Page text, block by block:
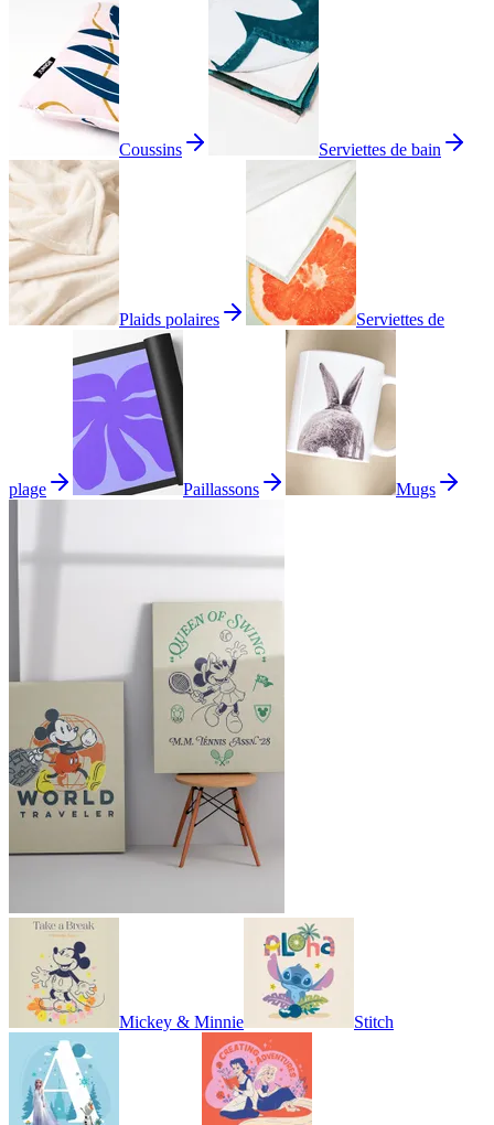
Coussins Serviettes de bain
Plaids polaires Serviettes de
plage Paillassons Mugs
Mickey & Minnie Stitch